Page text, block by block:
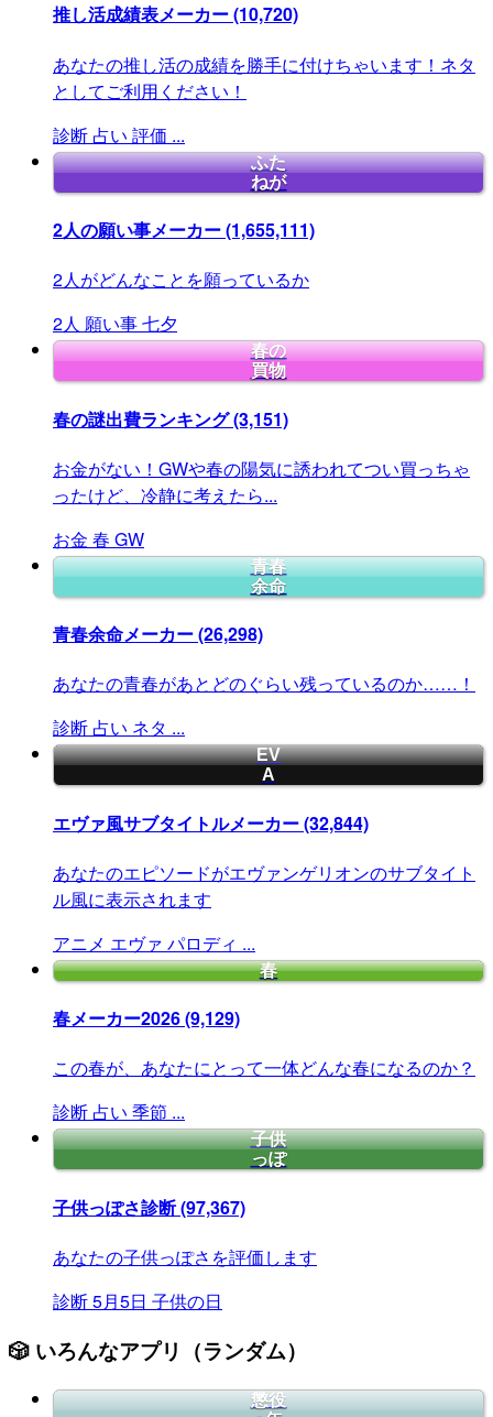
推し活成績表メーカー(10,720)
あなたの推し活の成績を勝手に付けちゃいます！ネタ
としてご利用ください！
診断 占い 評価 ...
ふた
ねが
2人の願い事メーカー(1,655,111)
2人がどんなことを願っているか
2人 願い事七夕
春の
買物
春の謎出費ランキング(3,151)
お金がない！GWや春の陽気に誘われてつい買っちゃ
ったけど、冷静に考えたら...
お金 春 GW
青春
余命
青春余命メーカー(26,298)
あなたの青春があとどのぐらい残っているのか……！
診断 占い ネタ ...
EV
A
エヴァ風サブタイトルメーカー(32,844)
あなたのエピソードがエヴァンゲリオンのサブタイト
ル風に表示されます
アニメ エヴァ パロディ ...
春
春メーカー2026(9,129)
この春が、あなたにとって一体どんな春になるのか？
診断 占い 季節 ...
子供
っぽ
子供っぽさ診断(97,367)
あなたの子供っぽさを評価します
診断5月5日 子供の日
🎲 いろんなアプリ（ランダム）
懲役